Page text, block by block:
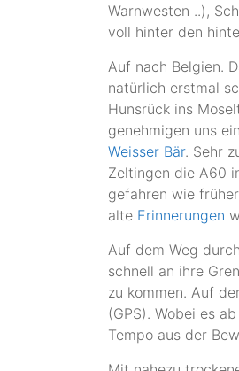
Warnwesten ..),
voll hinter den
Auf nach Belgien.
natürlich erstmal
Hunsrück ins
genehmigen uns
Weisser Bär. Sehr
Zeltingen die A60
gefahren wie
alte Erinnerungen
Auf dem Weg
schnell an ihre
zu kommen. Auf
(GPS). Wobei es
Tempo aus der